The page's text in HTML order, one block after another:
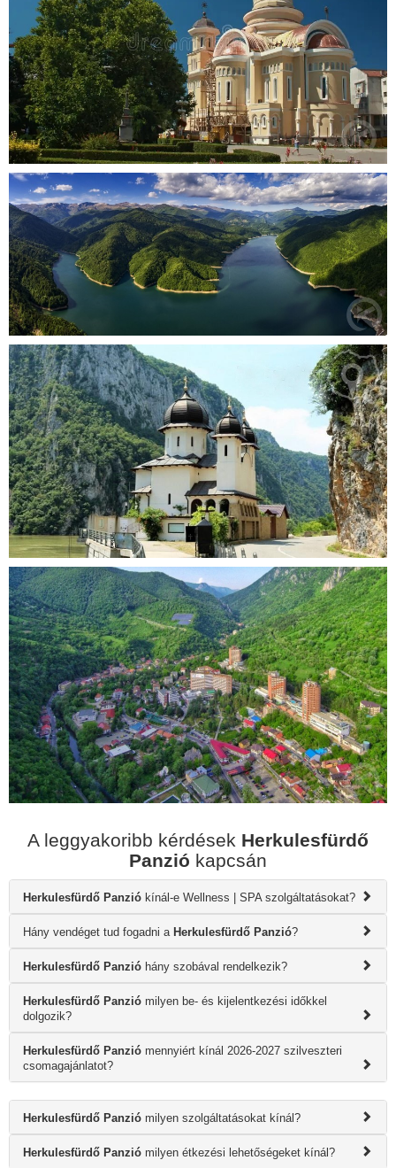
A leggyakoribb kérdések Herkulesfürdő
Panzió kapcsán
Herkulesfürdő Panzió kínál-e Wellness | SPA szolgáltatásokat?
Hány vendéget tud fogadni a Herkulesfürdő Panzió?
Herkulesfürdő Panzió hány szobával rendelkezik?
Herkulesfürdő Panzió milyen be- és kijelentkezési időkkel
dolgozik?
Herkulesfürdő Panzió mennyiért kínál 2026-2027 szilveszteri
csomagajánlatot?
Herkulesfürdő Panzió milyen szolgáltatásokat kínál?
Herkulesfürdő Panzió milyen étkezési lehetőségeket kínál?